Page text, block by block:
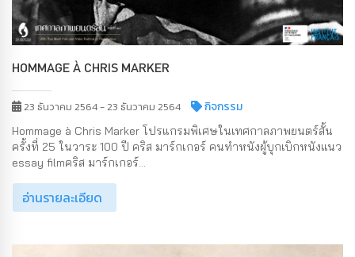
HOMMAGE À CHRIS MARKER
23 ธันวาคม 2564 - 23 ธันวาคม 2564 กิจกรรม
Hommage à Chris Marker โปรแกรมพิเศษในเทศกาลภาพยนตร์สั้น
ครั้งที่ 25 ในวาระ 100 ปี คริส มาร์กเกอร์ คนทำหนังผู้บุกเบิกหนังแนว
essay filmคริส มาร์กเกอร์...
อ่านรายละเอียด